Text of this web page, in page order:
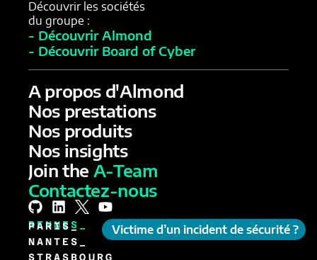
Victime d’un incident de sécurité ?
Découvrir les sociétés
du groupe :
- Découvrir Almond
- Découvrir Board of Cyber
A propos d'Almond
Nos prestations
Nos produits
Nos insights
Join the A-Team
Contactez-nous
RENNES_
PARIS_
NANTES_
STRASBOURG_